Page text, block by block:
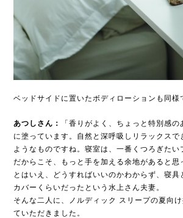
ベッドサイドに置いたボディローションも同様
あつしさん：
「香りがよく、ちょっと特別感
に塗っています。自然と深呼吸しリラックスで
ようなものですね。寝室は、一番くつろぎたい
だからこそ、もっと手を加える余地があると思
とはいえ、どうすればいいのかわからず、寝具
カバーくらいだったという水上さん夫妻。
そんな二人に、ノルディック スリープの夏向
ていただきました。